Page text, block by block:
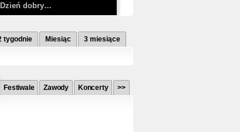
dobry…
tygodnie Miesiąc 3 miesiące
Festiwale Zawody Koncerty >>